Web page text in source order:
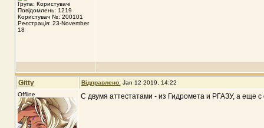
Група: Користувачі
Повідомлень: 1219
Користувач №: 200101
Реєстрація: 23-November
18
Gitty Відправлено: Jan 12 2019, 14:22
Offline
С двумя аттестатами - из Гидромета и РГАЗУ, а еще